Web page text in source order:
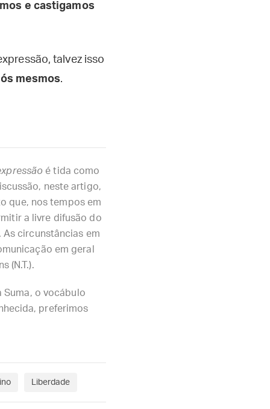
e castigamos
talvez isso
mesmos.
é tida como
neste artigo,
que, nos tempos em
a livre difusão do
circunstâncias em
em geral
(N.T.).
Suma, o vocábulo
preferimos
Liberdade